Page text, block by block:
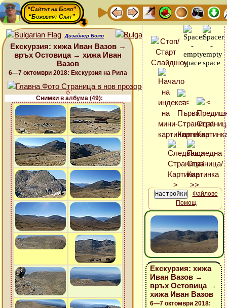
“Сайтът на Божо”
“Божовият Сайт”
Дизайнер Божо
Екскурзия: хижа Иван Вазов →
връх Остовица → хижа Иван
Вазов
6—7 октомври 2018: Екскурзия на Рила
Снимки в албума (49):
Файлове
Помощ
Екскурзия: хижа
Иван Вазов →
връх Остовица →
хижа Иван Вазов
6—7 октомври 2018: